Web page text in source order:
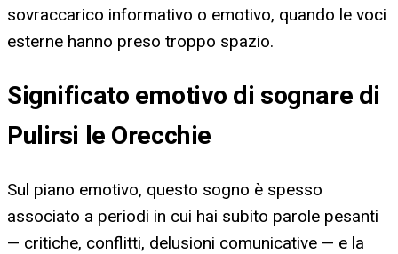
sovraccarico informativo o emotivo, quando le voci
esterne hanno preso troppo spazio.
Significato emotivo di sognare di
Pulirsi le Orecchie
Sul piano emotivo, questo sogno è spesso
associato a periodi in cui hai subito parole pesanti
— critiche, conflitti, delusioni comunicative — e la